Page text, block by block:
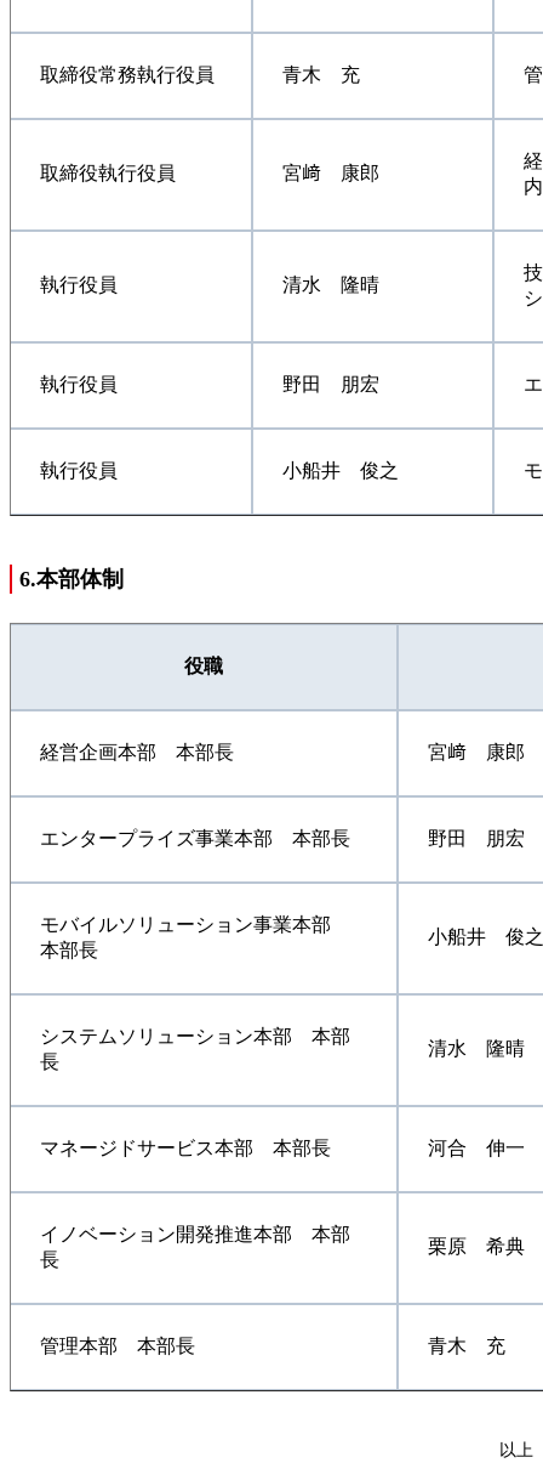
取締役常務執行役員 青木 充
取締役執行役員 宮﨑 康郎
執行役員 清水 隆晴
執行役員 野田 朋宏
執行役員 小船井 俊之
6.本部体制
役職
経営企画本部 本部長 宮﨑 康郎
エンタープライズ事業本部 本部長 野田 朋宏
モバイルソリューション事業本部
本部長
小船井 俊之
システムソリューション本部 本部
長
清水 隆晴
マネージドサービス本部 本部長 河合 伸一
イノベーション開発推進本部 本部
長
栗原 希典
管理本部 本部長 青木 充
以上